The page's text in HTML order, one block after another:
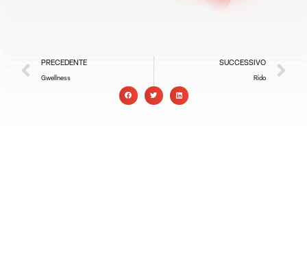
PRECEDENTE
Gwellness
SUCCESSIVO
Rido